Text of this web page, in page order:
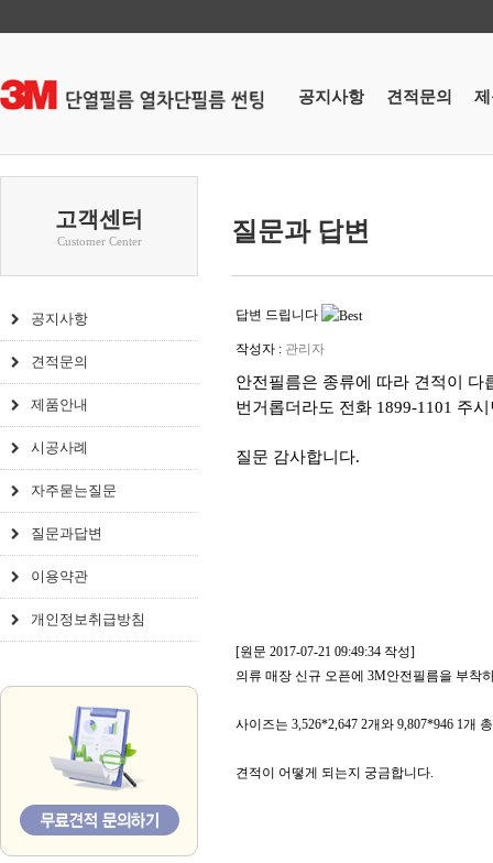
공지사항 견적문의
고객센터
Customer Center
공지사항
견적문의
제품안내
시공사례
자주묻는질문
질문과답변
이용약관
개인정보취급방침
질문과 답변
답변 드립니다
작성자 : 관리자
안전필름은 종류에 따라 견적이 다
번거롭더라도 전화 1899-1101 주
질문 감사합니다.
[원문 2017-07-21 09:49:34 작성]
의류 매장 신규 오픈에 3M안전필름을 부착
사이즈는 3,526*2,647 2개와 9,807*946 1개
견적이 어떻게 되는지 궁금합니다.